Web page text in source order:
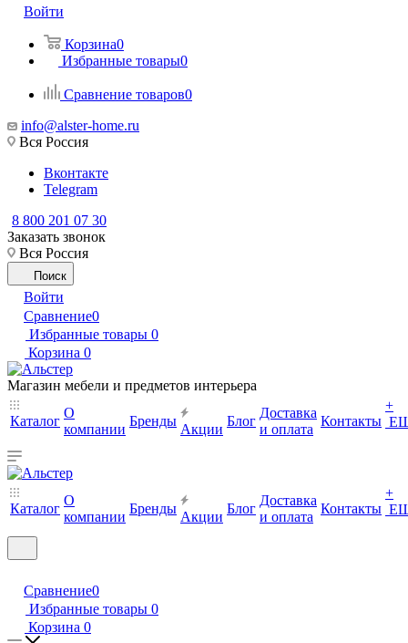
Войти
Корзина0
Избранные товары0
Сравнение товаров0
info@alster-home.ru
Вся Россия
Вконтакте
Telegram
8 800 201 07 30
Заказать звонок
Вся Россия
Поиск
Войти
Сравнение0
Избранные товары 0
Корзина 0
Магазин мебели и предметов интерьера
Каталог
О
компании
Бренды
Акции
Блог
Доставка
и оплата
Контакты
+
Каталог
О
компании
Бренды
Акции
Блог
Доставка
и оплата
Контакты
+
Сравнение0
Избранные товары 0
Корзина 0